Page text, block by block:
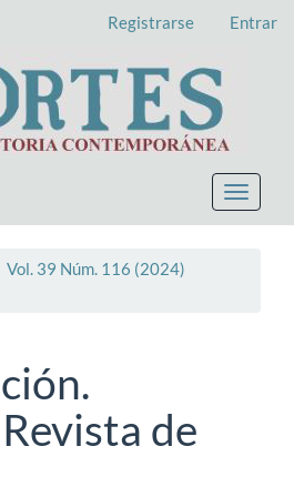
Registrarse Entrar
Toggle
Vol. 39 Núm. 116 (2024)
de